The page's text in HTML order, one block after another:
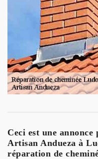
Ceci est une
Artisan Andueza à
réparation de